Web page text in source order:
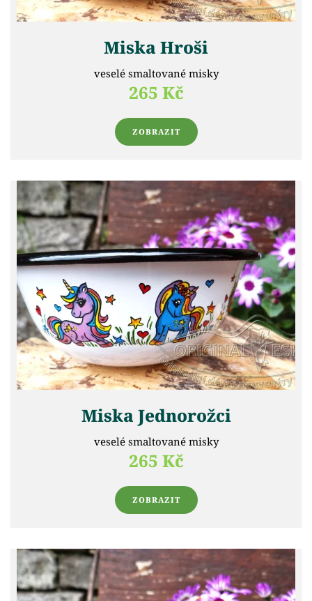
Miska Hroši
veselé smaltované misky
265 Kč
ZOBRAZIT
Miska Jednorožci
veselé smaltované misky
265 Kč
ZOBRAZIT